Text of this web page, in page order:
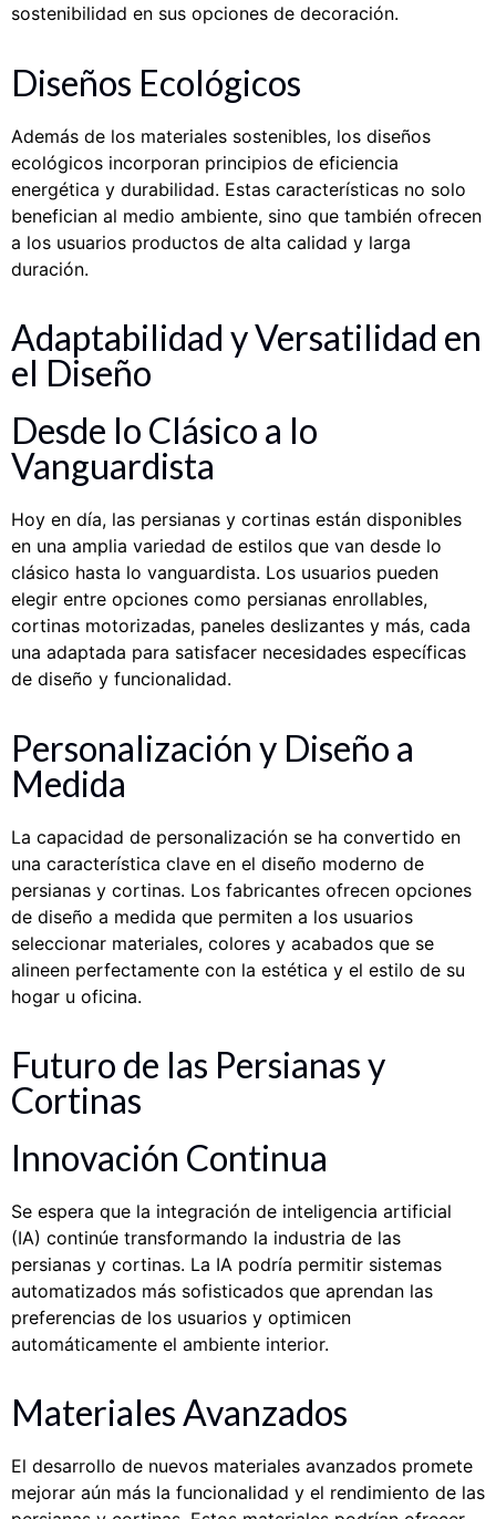
sostenibilidad en sus opciones de decoración.
Diseños Ecológicos
Además de los materiales sostenibles, los diseños
ecológicos incorporan principios de eficiencia
energética y durabilidad. Estas características no solo
benefician al medio ambiente, sino que también ofrecen
a los usuarios productos de alta calidad y larga
duración.
Adaptabilidad y Versatilidad en
el Diseño
Desde lo Clásico a lo
Vanguardista
Hoy en día, las persianas y cortinas están disponibles
en una amplia variedad de estilos que van desde lo
clásico hasta lo vanguardista. Los usuarios pueden
elegir entre opciones como persianas enrollables,
cortinas motorizadas, paneles deslizantes y más, cada
una adaptada para satisfacer necesidades específicas
de diseño y funcionalidad.
Personalización y Diseño a
Medida
La capacidad de personalización se ha convertido en
una característica clave en el diseño moderno de
persianas y cortinas. Los fabricantes ofrecen opciones
de diseño a medida que permiten a los usuarios
seleccionar materiales, colores y acabados que se
alineen perfectamente con la estética y el estilo de su
hogar u oficina.
Futuro de las Persianas y
Cortinas
Innovación Continua
Se espera que la integración de inteligencia artificial
(IA) continúe transformando la industria de las
persianas y cortinas. La IA podría permitir sistemas
automatizados más sofisticados que aprendan las
preferencias de los usuarios y optimicen
automáticamente el ambiente interior.
Materiales Avanzados
El desarrollo de nuevos materiales avanzados promete
mejorar aún más la funcionalidad y el rendimiento de las